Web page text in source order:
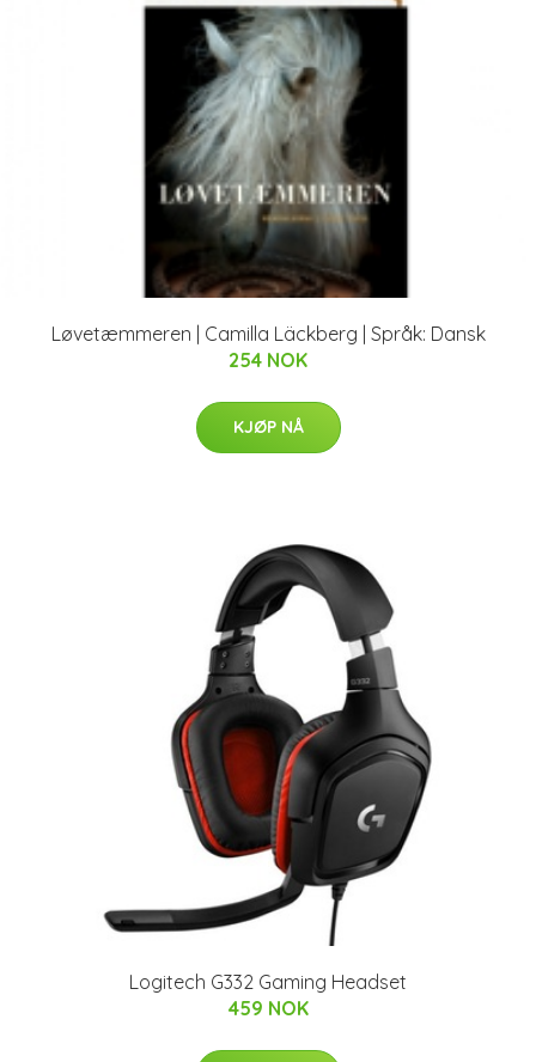
Løvetæmmeren | Camilla Läckberg | Språk: Dansk
254 NOK
KJØP NÅ
Logitech G332 Gaming Headset
459 NOK